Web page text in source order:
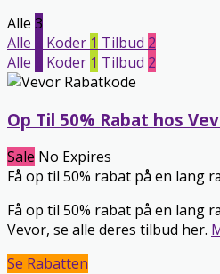
Alle 3
Alle
Koder 1 Tilbud 2
Alle
Koder 1 Tilbud 2
Op Til 50% Rabat hos
Sale No Expires
Få op til 50% rabat på en lang
Få op til 50% rabat på en lang
Vevor, se alle deres tilbud her.
Se Rabatten